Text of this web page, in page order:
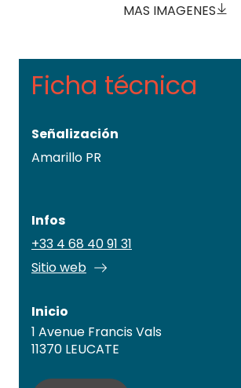
MAS IMAGENES
Ficha técnica
Señalización
Amarillo PR
Infos
+33 4 68 40 91 31
Sitio web
Inicio
1 Avenue Francis Vals
11370 LEUCATE